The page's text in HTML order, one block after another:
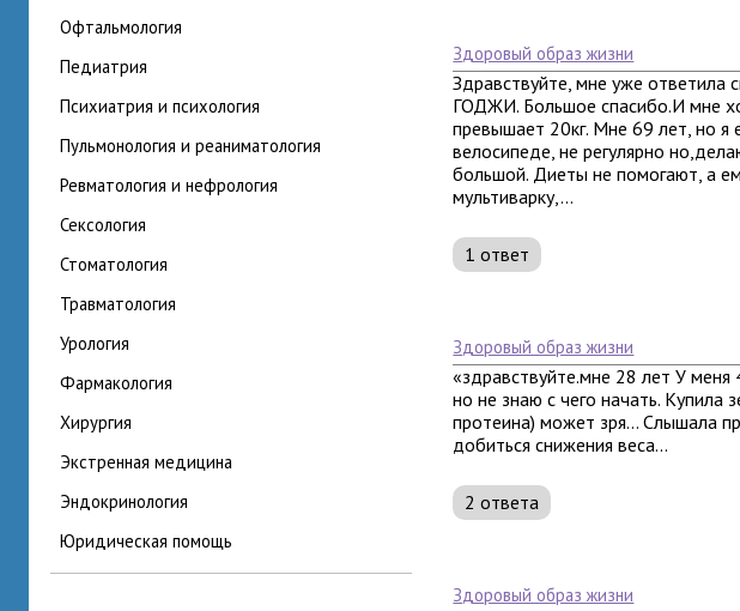
офтальмология
педиатрия
психиатрия и психология
пульмонология и реаниматология
ревматология и нефрология
сексология
стоматология
травматология
урология
фармакология
хирургия
экстренная медицина
эндокринология
юридическая помощь
здоровый образ жизни
Здравствуйте, мне уже ответила
ГОДЖИ. Большое спасибо.И мне
превышает 20кг. Мне 69 лет, но я
велосипеде, не регулярно
большой. Диеты не помогают, а
мультиварку,...
1 ответ
здоровый образ жизни
«здравствуйте.мне 28 лет У меня
но не знаю с чего начать.
протеина) может зря... Слышала
добиться снижения веса...
2 ответа
здоровый образ жизни